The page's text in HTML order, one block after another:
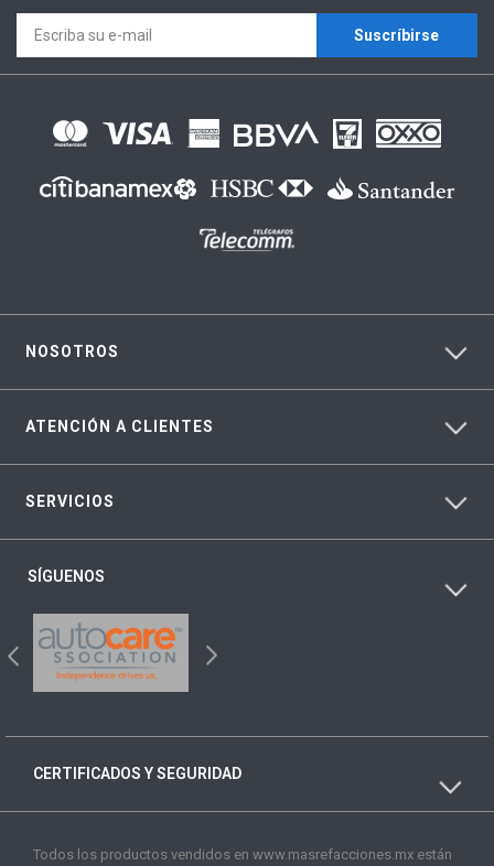
Suscríbirse
NOSOTROS
ATENCIÓN A CLIENTES
SERVICIOS
SÍGUENOS
CERTIFICADOS Y SEGURIDAD
Todos los productos vendidos en www.masrefacciones.mx están